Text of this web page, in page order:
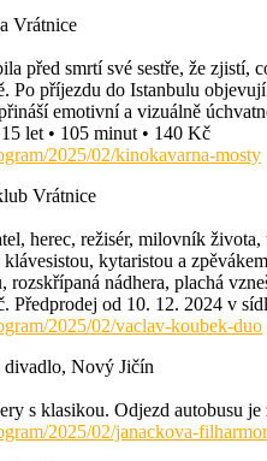
Vrátnice
před smrtí své sestře, že
Po příjezdu do Istanbulu
emotivní a vizuálně
let • 105 minut • 140 Kč
2025/02/kinokavarna-mosty
Vrátnice
herec, režisér, milovník
kytaristou a
nádhera, plachá
Předprodej od 10. 12. 2024 v
2025/02/vaclav-koubek-duo
divadlo, Nový Jičín
s klasikou. Odjezd autobusu
2025/02/janackova-